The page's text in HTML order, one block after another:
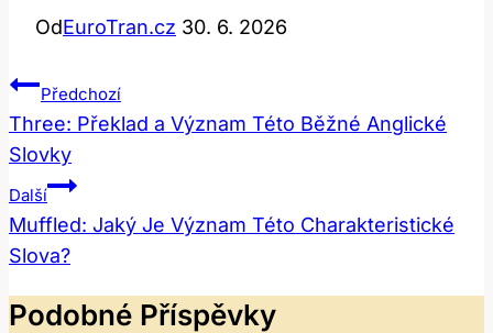
OdEuroTran.cz 30. 6. 2026
Navigace
Pro
Příspěvek
Předchozí
Three: Překlad a Význam Této Běžné Anglické
Slovky
Další
Muffled: Jaký Je Význam Této Charakteristické
Slova?
Podobné Příspěvky